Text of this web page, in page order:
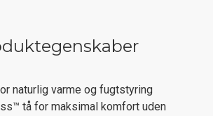
naturlig varme og fugtstyring
tå for maksimal komfort uden